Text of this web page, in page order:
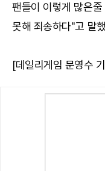
팬들이 이렇게 많은
못해 죄송하다"고 말
[데일리게임 문영수